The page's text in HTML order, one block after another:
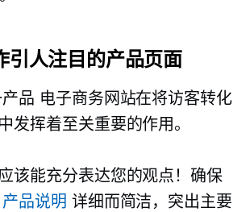
引人注目的产品页面
品 电子商务网站在将访客转化
发挥着至关重要的作用。
该能充分表达您的观点！确保
产品说明 详细而简洁，突出主要